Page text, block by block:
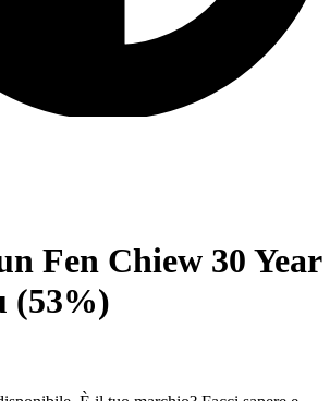
Fen Chiew 30 Year
(53%)